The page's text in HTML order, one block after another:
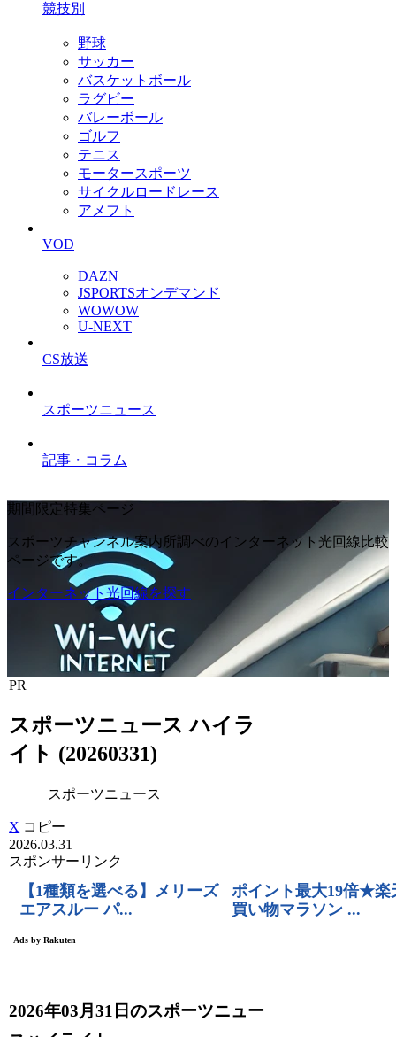
競技別
野球
サッカー
バスケットボール
ラグビー
バレーボール
ゴルフ
テニス
モータースポーツ
サイクルロードレース
アメフト
VOD
DAZN
JSPORTSオンデマンド
WOWOW
U-NEXT
CS放送
スポーツニュース
記事・コラム
期間限定特集ページ
スポーツチャンネル案内所調べのインターネット光回線比較
ページです。
インターネット光回線を探す
PR
スポーツニュース ハイラ
イト (20260331)
スポーツニュース
X コピー
2026.03.31
スポンサーリンク
2026年03月31日のスポーツニュー